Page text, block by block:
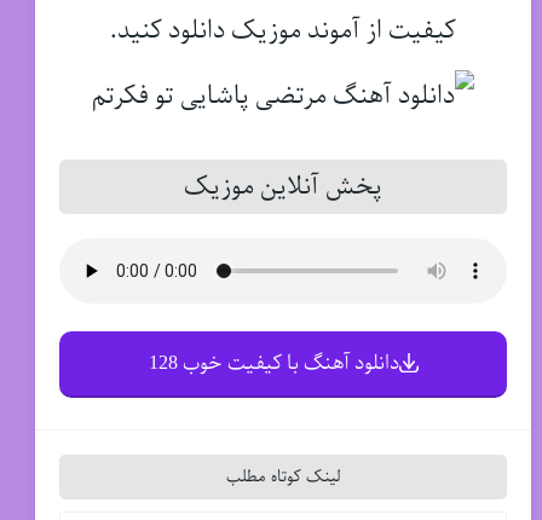
کیفیت از آموند موزیک دانلود کنید.
پخش آنلاین موزیک
دانلود آهنگ با کیفیت خوب 128
لینک کوتاه مطلب